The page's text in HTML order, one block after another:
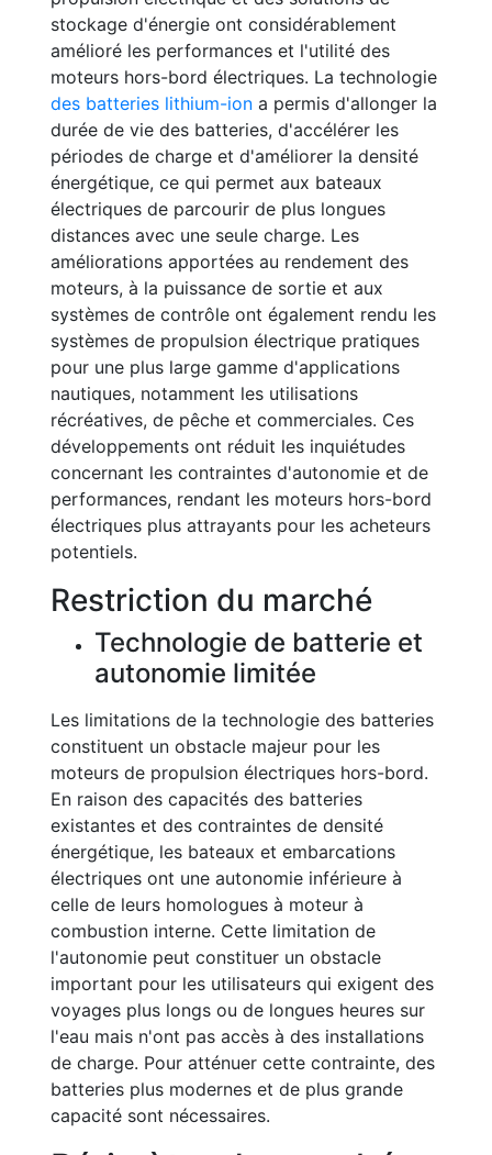
stockage d'énergie ont considérablement
amélioré les performances et l'utilité des
moteurs hors-bord électriques. La technologie
des batteries lithium-ion a permis d'allonger la
durée de vie des batteries, d'accélérer les
périodes de charge et d'améliorer la densité
énergétique, ce qui permet aux bateaux
électriques de parcourir de plus longues
distances avec une seule charge. Les
améliorations apportées au rendement des
moteurs, à la puissance de sortie et aux
systèmes de contrôle ont également rendu les
systèmes de propulsion électrique pratiques
pour une plus large gamme d'applications
nautiques, notamment les utilisations
récréatives, de pêche et commerciales. Ces
développements ont réduit les inquiétudes
concernant les contraintes d'autonomie et de
performances, rendant les moteurs hors-bord
électriques plus attrayants pour les acheteurs
potentiels.
Restriction du marché
Technologie de batterie et
autonomie limitée
Les limitations de la technologie des batteries
constituent un obstacle majeur pour les
moteurs de propulsion électriques hors-bord.
En raison des capacités des batteries
existantes et des contraintes de densité
énergétique, les bateaux et embarcations
électriques ont une autonomie inférieure à
celle de leurs homologues à moteur à
combustion interne. Cette limitation de
l'autonomie peut constituer un obstacle
important pour les utilisateurs qui exigent des
voyages plus longs ou de longues heures sur
l'eau mais n'ont pas accès à des installations
de charge. Pour atténuer cette contrainte, des
batteries plus modernes et de plus grande
capacité sont nécessaires.